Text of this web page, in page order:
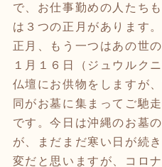
で、お仕事勤めの人たち
は３つの正月があります
正月、もう一つはあの世
１月１６日（ジュウルク
仏壇にお供物をしますが
同がお墓に集まってご馳
です。今日は沖縄のお墓
が、まだまだ寒い日が続
変だと思いますが、コロ